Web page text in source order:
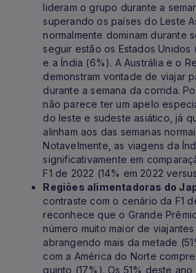
lideram o grupo durante a
superando os países do Leste
normalmente dominam durante
seguir estão os Estados
e a Índia (6%). A Austrália e o
demonstram vontade de viajar
durante a semana da corrida.
não parece ter um apelo
do leste e sudeste asiático, já
alinham aos das semanas
Notavelmente, as viagens da
significativamente em
F1 de 2022 (14% em 2022
Regiões alimentadoras do
contraste com o cenário da F1
reconhece que o Grande
número muito maior de
abrangendo mais da metade
com a América do Norte
quinto (17%). Os 51% deste ano